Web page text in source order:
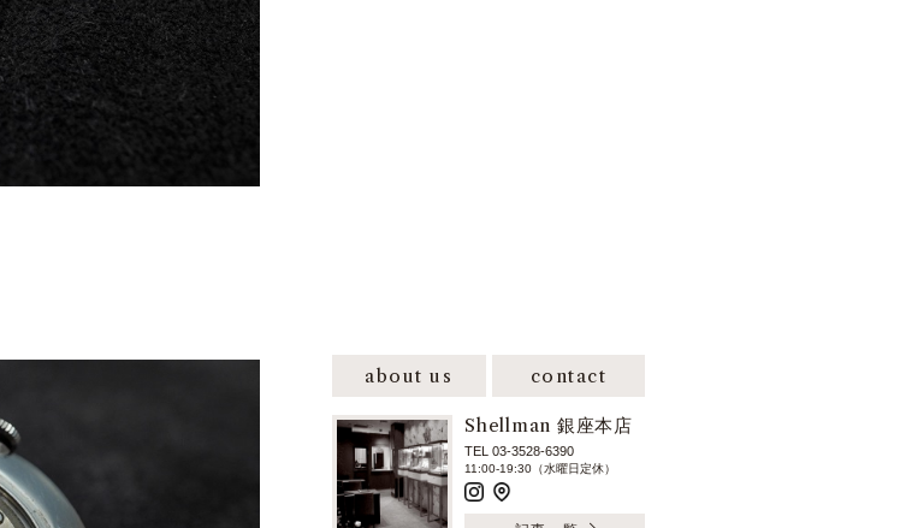
about us contact
Shellman 銀座本店
TEL 03-3528-6390
11:00-19:30（水曜日定休）